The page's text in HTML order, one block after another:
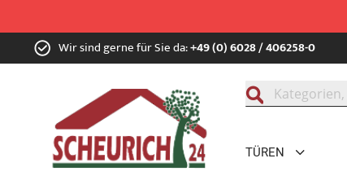
Zum
Inhalt Wir sind gerne für Sie da:+49 (0) 6028 / 406258-0
TÜREN